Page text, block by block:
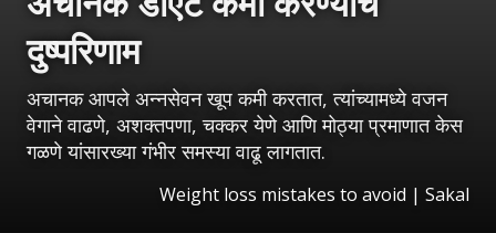
दुष्परिणाम
अचानक आपले अन्नसेवन खूप कमी करतात, त्यांच्यामध्ये वजन
वेगाने वाढणे, अशक्तपणा, चक्कर येणे आणि मोठ्या प्रमाणात केस
गळणे यांसारख्या गंभीर समस्या वाढू लागतात.
Weight loss mistakes to avoid | Sakal